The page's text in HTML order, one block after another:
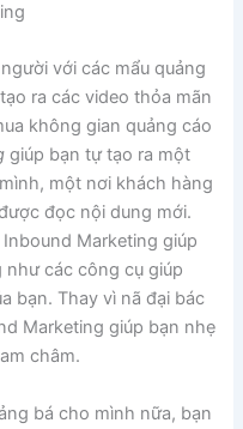
với các mẩu quảng
tạo ra các video thỏa mãn
không gian quảng cáo
giúp bạn tự tạo ra một
một nơi khách hàng
đọc nội dung mới.
Marketing giúp
như các công cụ giúp
bạn. Thay vì nã đại bác
Marketing giúp bạn nhẹ
châm.
bá cho mình nữa, bạn